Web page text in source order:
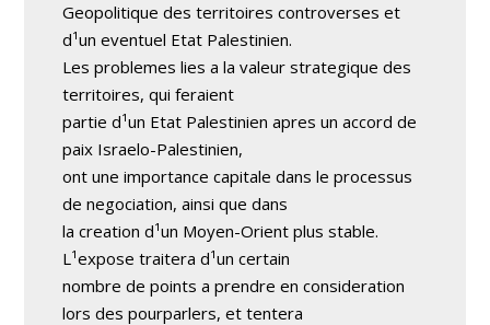
Geopolitique des territoires controverses et
d¹un eventuel Etat Palestinien.
Les problemes lies a la valeur strategique des
territoires, qui feraient
partie d¹un Etat Palestinien apres un accord de
paix Israelo-Palestinien,
ont une importance capitale dans le processus
de negociation, ainsi que dans
la creation d¹un Moyen-Orient plus stable.
L¹expose traitera d¹un certain
nombre de points a prendre en consideration
lors des pourparlers, et tentera